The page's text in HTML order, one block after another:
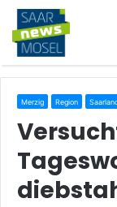
Merzig Region